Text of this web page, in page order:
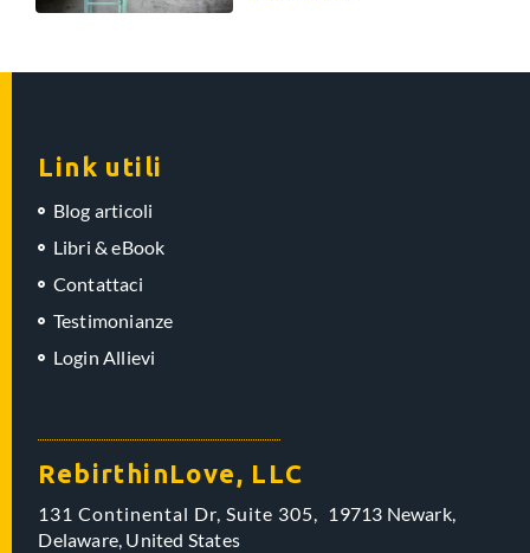
Link utili
Blog articoli
Libri & eBook
Contattaci
Testimonianze
Login Allievi
RebirthinLove, LLC
131 Continental Dr, Suite 305, 19713 Newark,
Delaware, United States